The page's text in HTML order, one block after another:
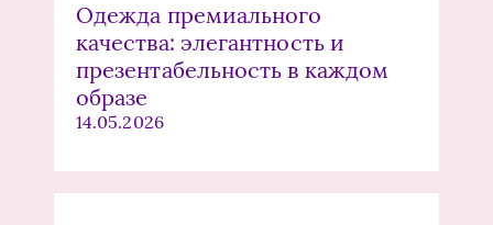
Одежда премиального
качества: элегантность и
презентабельность в каждом
образе
14.05.2026